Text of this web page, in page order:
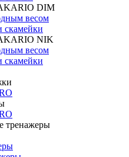
DIM
весом
скамейки
NIK
весом
скамейки
тренажеры